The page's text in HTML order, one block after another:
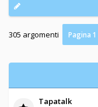
305 argomenti Pagina1
Tapatalk